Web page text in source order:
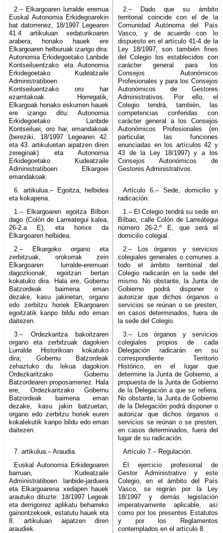
2.– Elkargoaren lurralde eremua
Euskal Autonomia Erkidegoarekin
bat datorrenez, 18/1997 Legearen
41.4 artikuluan xedaturikoaren
arabera, honako hauek ere
Elkargoaren helburuak izango dira:
Autonomia Erkidegoetako Lanbide
Kontseiluentzako eta Autonomia
Erkidegoetako Kudeatzaile
Administratiboen
Kontseiluentzako oro har
ezarritakoak. Horregatik,
Elkargoak honako eskumen hauek
ere izango ditu: Autonomia
Erkidegoetako Lanbide
Kontseiluei, oro har, emandakoak
(bereziki, 18/1997 Legearen 42.
eta 43. artikuluetan aipatzen diren
zereginak) eta Autonomia
Erkidegoetako Kudeatzaile
Administratiboen Elkargoei
emandakoak.
2.– Dado que su ámbito
territorial coincide con el de la
Comunidad Autónoma del País
Vasco, y de acuerdo con lo
dispuesto en el artículo 41-4 de la
Ley 18/1997, son también fines
del Colegio los establecidos con
carácter general para los
Consejos Autonómicos
Profesionales y para los Consejos
Autonómicos de Gestores
Administrativos. Por ello, el
Colegio tendrá, también, las
competencias conferidas con
carácter general a los Consejos
Autonómicos Profesionales (en
particular, las funciones
enunciadas en los artículos 42 y
43 de la Ley 18/1997) y a los
Consejos Autonómicos de
Gestores Administrativos.
6. artikulua.– Egoitza, helbidea
eta kokapena.
Artículo 6.– Sede, domicilio y
radicación.
1.– Elkargoaren egoitza Bilbon
dago (Colón de Larreategui kalea,
26-2.a E), eta horixe da
Elkargoaren helbidea.
1.– El Colegio tendrá su sede en
Bilbao, calle Colón de Larreátegui
número 26-2.º E, que será el
domicilio colegial.
2.– Elkargoko organo eta
zerbitzuak, orokorrak zein
Elkargoaren lurralde-eremuari
dagozkionak, egoitzan bertan
kokatuko dira. Hala ere, Gobernu
Batzordeak baimena eman
dezake, kasu jakinetan, organo
edo zerbitzu horiek Elkargoaren
egoitzatik kanpo bildu edo eman
daitezen.
2.– Los órganos y servicios
colegiales generales o comunes a
todo el ámbito territorial del
Colegio radicarán en la sede del
mismo. No obstante, la Junta de
Gobierno podrá disponer o
autorizar que dichos órganos o
servicios se reúnan o se presten,
en casos determinados, fuera de
la sede del Colegio.
3.– Ordezkaritza bakoitzaren
organo eta zerbitzuak dagokien
Lurralde Historikoan kokatuko
dira; Gobernu Batzordeak
zehaztuko du lekua dagokion
Ordezkaritzako Gobernu
Batzordearen proposamenez. Hala
ere, Ordezkaritzako Gobernu
Batzordeak baimena eman
dezake, kasu jakin batzuetan,
organo edo zerbitzu horiek euren
kokalekutik kanpo bildu edo eman
daitezen.
3.– Los órganos y servicios
colegiales propios de cada
Delegación radicarán en su
correspondiente Territorio
Histórico, en el lugar que
determine la Junta de Gobierno, a
propuesta de la Junta de Gobierno
de la Delegación a que se refiera.
No obstante, la Junta de Gobierno
de la Delegación podrá disponer o
autorizar que dichos órganos o
servicios se reúnan o se presten,
en casos determinados, fuera del
lugar de su radicación.
7. artikulua.– Araudia.
Artículo 7.– Regulación.
Euskal Autonomia Erkidegoaren
barruan, Kudeatzaile
Administratiboen lanbide-jarduera
eta Elkargoarena xedapen hauek
arautuko dituzte: 18/1997 Legeak
eta derrigorrez aplikatu beharreko
gainontzekoek, estatutu hauek eta
8. artikuluan aipatzen diren
araudiek.
El ejercicio profesional de
Gestor Administrativo y este
Colegio, en el ámbito del País
Vasco, se regirán por la Ley
18/1997 y demás legislación
imperativamente aplicable, así
como por los presentes Estatutos
y por los Reglamentos
contemplados en el artículo 8.